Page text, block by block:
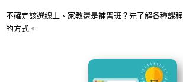
不確定該選線上、家教還是補習班？先了解各種課
的方式。